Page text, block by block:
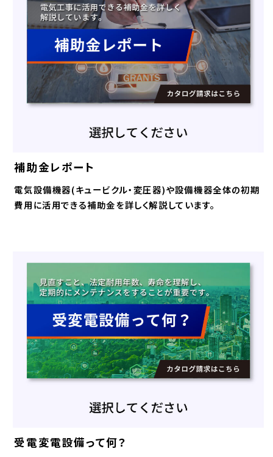
補助金レポート
電気設備機器(キュービクル・変圧器)や設備機器全体の初期
費用に活用できる補助金を詳しく解説しています。
受電変電設備って何？